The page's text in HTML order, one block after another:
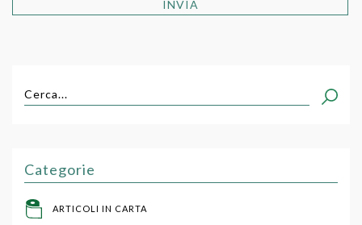
INVIA
Cerca...
Categorie
ARTICOLI IN CARTA